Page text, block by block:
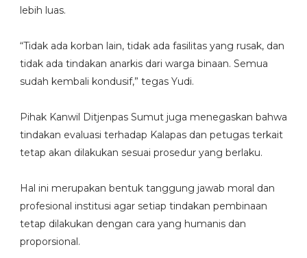
lebih luas.
“Tidak ada korban lain, tidak ada fasilitas yang rusak, dan
tidak ada tindakan anarkis dari warga binaan. Semua
sudah kembali kondusif,” tegas Yudi.
Pihak Kanwil Ditjenpas Sumut juga menegaskan bahwa
tindakan evaluasi terhadap Kalapas dan petugas terkait
tetap akan dilakukan sesuai prosedur yang berlaku.
Hal ini merupakan bentuk tanggung jawab moral dan
profesional institusi agar setiap tindakan pembinaan
tetap dilakukan dengan cara yang humanis dan
proporsional.